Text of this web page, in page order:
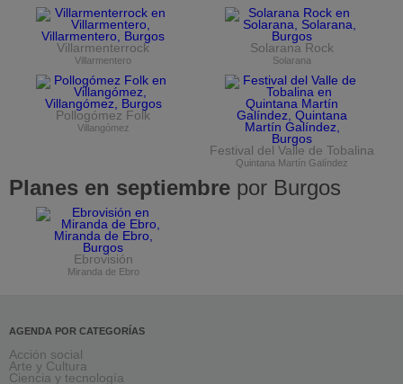
Villarmenterrock
Villarmentero
Solarana Rock
Solarana
Pollogómez Folk
Villangómez
Festival del Valle de Tobalina
Quintana Martín Galíndez
Planes en septiembre por Burgos
Ebrovisión
Miranda de Ebro
AGENDA POR CATEGORÍAS
Acción social
Arte y Cultura
Ciencia y tecnología